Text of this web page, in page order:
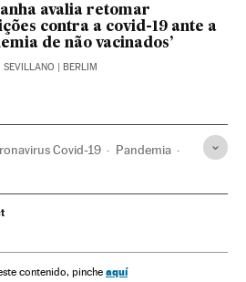
avalia retomar
contra a covid-19 ante a
de não vacinados’
SEVILLANO | BERLIM
Covid-19 Pandemia
respiratórias
contenido, pinche aquí